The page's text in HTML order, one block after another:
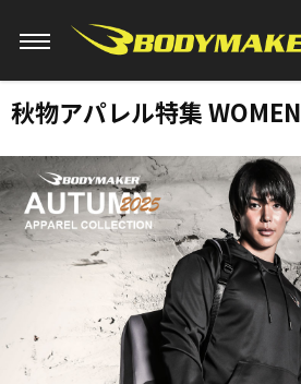
秋物アパレル特集 WOMEN